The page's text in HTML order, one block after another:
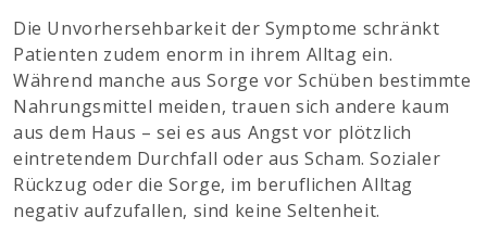
Die Unvorhersehbarkeit der Symptome schränkt
Patienten zudem enorm in ihrem Alltag ein.
Während manche aus Sorge vor Schüben bestimmte
Nahrungsmittel meiden, trauen sich andere kaum
aus dem Haus – sei es aus Angst vor plötzlich
eintretendem Durchfall oder aus Scham. Sozialer
Rückzug oder die Sorge, im beruflichen Alltag
negativ aufzufallen, sind keine Seltenheit.